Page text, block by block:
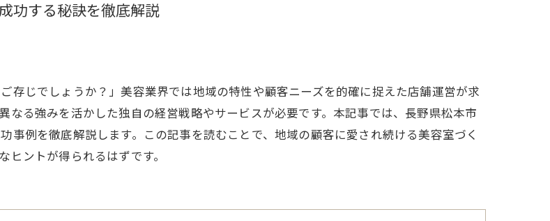
功する秘訣を徹底解説
存じでしょうか？」美容業界では地域の特性や顧客ニーズを的確に捉えた店舗運営が求
なる強みを活かした独自の経営戦略やサービスが必要です。本記事では、長野県松本市
例を徹底解説します。この記事を読むことで、地域の顧客に愛され続ける美容室づく
ントが得られるはずです。